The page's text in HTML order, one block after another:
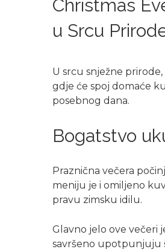
Christmas
u Srcu
U srcu snježne
gdje će spoj domaće
posebnog dana.
Bogatstvo
Praznična večera
meniju je i omiljeno
pravu zimsku idilu.
Glavno jelo ove večeri
savršeno upotpunjuju